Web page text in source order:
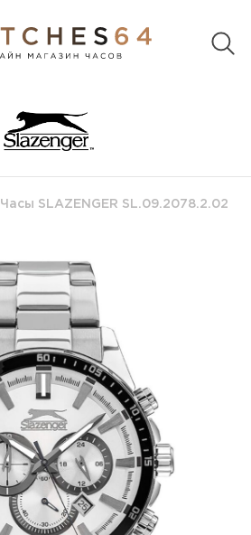
Часы SLAZENGER SL.09.2078.2.02